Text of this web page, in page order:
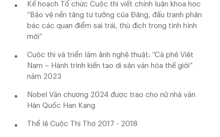
Kế hoạch Tổ chức Cuộc thi viết chính luận khoa học
“Bảo vệ nền tảng tư tưởng của Đảng, đấu tranh phản
bác các quan điểm sai trái, thù địch trong tình hình
mới”
Cuộc thi và triển lãm ảnh nghệ thuật: “Cà phê Việt
Nam – Hành trình kiến tạo di sản văn hóa thế giới”
năm 2023
Nobel Văn chương 2024 được trao cho nữ nhà văn
Hàn Quốc Han Kang
Thể lệ Cuộc Thi Thơ 2017 - 2018